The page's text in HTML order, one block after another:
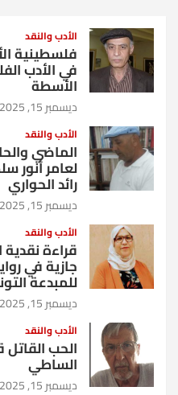
الأدب والنقد
فلسطينية
في الأدب
الأسطة
ديسمبر 15, 2025
الأدب والنقد
الماضي
لعامر أنور
رائد الحواري
ديسمبر 15, 2025
الأدب والنقد
قراءة
جازية في
للمبدعة
ديسمبر 15, 2025
الأدب والنقد
الحب
الساطي
ديسمبر 15, 2025